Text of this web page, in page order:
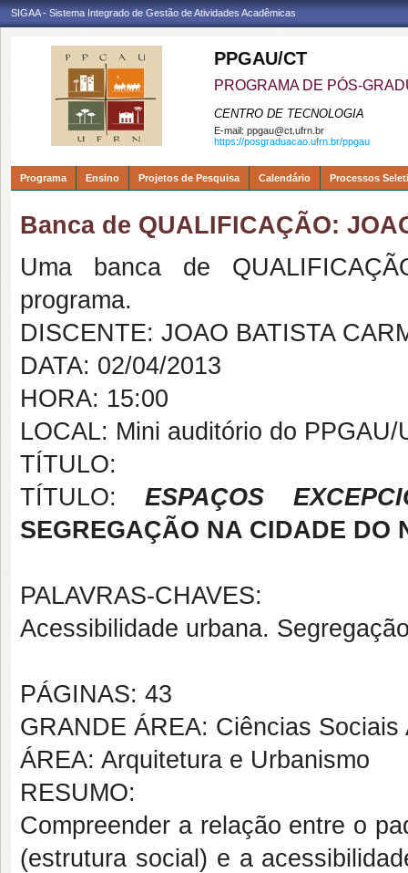
SIGAA - Sistema Integrado de Gestão de Atividades Acadêmicas
PPGAU/CT
PROGRAMA DE PÓS-
CENTRO DE TECNOLOGIA
E-mail: ppgau@ct.ufrn.br
https://posgraduacao.ufrn.br/ppgau
Programa Ensino Projetos de Pesquisa Calendário Processos
Banca de QUALIFICAÇÃO:
Uma banca de
programa.
DISCENTE: JOAO BATISTA
DATA: 02/04/2013
HORA: 15:00
LOCAL: Mini auditório do PPGAU/
TÍTULO:
TÍTULO:
ESPAÇOS
SEGREGAÇÃO NA CIDADE DO
PALAVRAS-CHAVES:
Acessibilidade urbana.
PÁGINAS: 43
GRANDE ÁREA: Ciências Sociais
ÁREA: Arquitetura e Urbanismo
RESUMO:
Compreender a relação entre o
(estrutura social) e a